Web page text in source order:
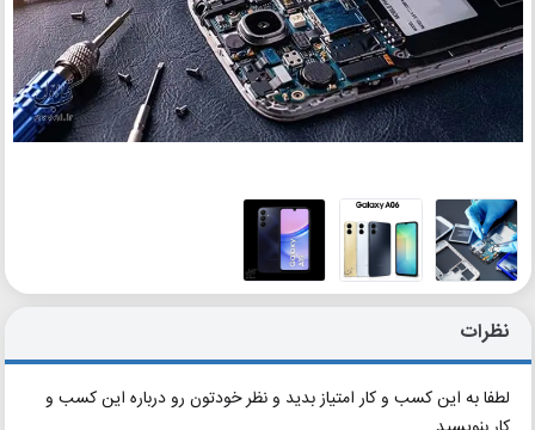
نظرات
لطفا به این کسب و کار امتیاز بدید و نظر خودتون رو درباره این کسب و